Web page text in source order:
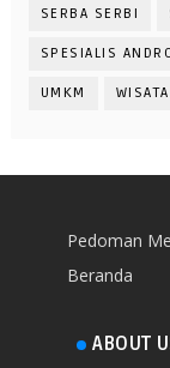
SERBA SERBI
SPESIALIS
UMKM WISATA
Pedoman
Beranda
ABOUT